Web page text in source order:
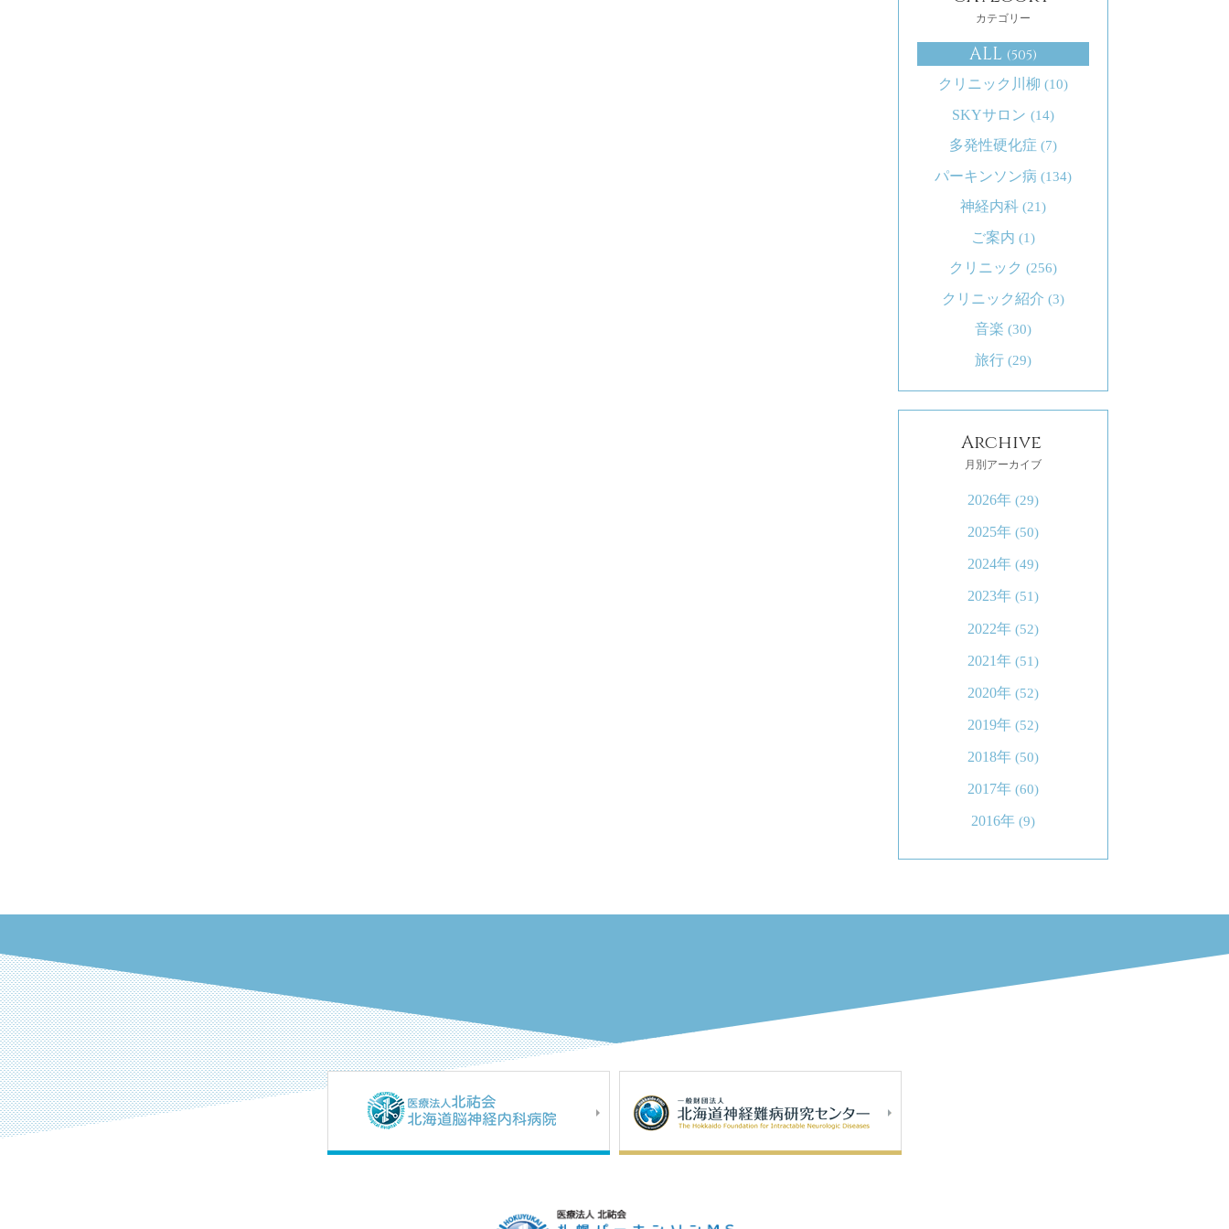
カテゴリー
ALL (505)
クリニック川柳 (10)
SKYサロン (14)
多発性硬化症 (7)
パーキンソン病 (134)
神経内科 (21)
ご案内 (1)
クリニック (256)
クリニック紹介 (3)
音楽 (30)
旅行 (29)
Archive
月別アーカイブ
2026年 (29)
2025年 (50)
2024年 (49)
2023年 (51)
2022年 (52)
2021年 (51)
2020年 (52)
2019年 (52)
2018年 (50)
2017年 (60)
2016年 (9)